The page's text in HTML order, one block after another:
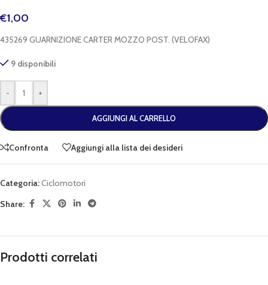
€1,00
435269 GUARNIZIONE CARTER MOZZO POST. (VELOFAX)
9 disponibili
- +
AGGIUNGI AL CARRELLO
Confronta Aggiungi alla lista dei desideri
Categoria:Ciclomotori
Share:
Prodotti correlati